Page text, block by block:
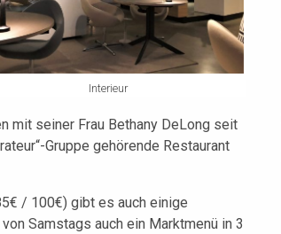
Interieur
mit seiner Frau Bethany DeLong seit
Gruppe gehörende Restaurant
/ 100€) gibt es auch einige
Samstags auch ein Marktmenü in 3